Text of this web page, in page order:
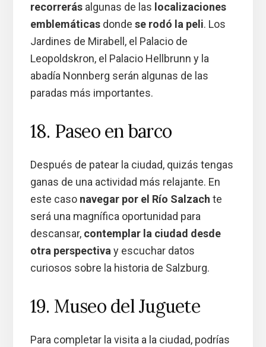
recorrerásalgunas de las localizaciones
emblemáticasdonde se rodó la peli. Los
Jardines de Mirabell, el Palacio de
Leopoldskron, el Palacio Hellbrunn y la
abadía Nonnberg serán algunas de las
paradas más importantes.
18. Paseo en barco
Después de patear la ciudad, quizás tengas
ganas de una actividad más relajante. En
este caso navegar por el Río Salzach te
será una magnífica oportunidad para
descansar, contemplar la ciudad desde
otra perspectivay escuchar datos
curiosos sobre la historia de Salzburg.
19. Museo del Juguete
Para completar la visita a la ciudad, podrías